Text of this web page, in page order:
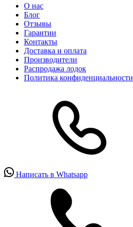
О нас
Блог
Отзывы
Гарантии
Контакты
Доставка и оплата
Производители
Распродажа лодок
Политика конфиденциальности
Написать в Whatsapp